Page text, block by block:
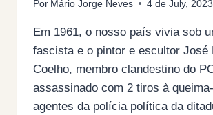
Por Mário Jorge Neves 4 de July, 2023
Em 1961, o nosso país vivia sob
fascista e o pintor e escultor José
Coelho, membro clandestino do
assassinado com 2 tiros à
agentes da polícia política da